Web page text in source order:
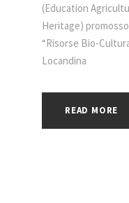
(Education
Heritage)
“Risorse Bio-
Locandina
READ MORE